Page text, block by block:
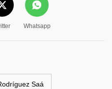
Whatsapp
Saá